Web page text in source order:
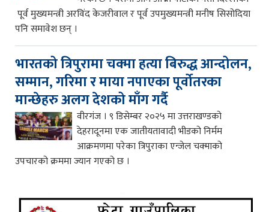
पूर्व मुख्यमन्त्री अरविंद केजरीवाल र पूर्व उपमुख्यमन्त्री मनीष सिसोदिया
पनि समावेश छन् ।
भारतको त्रिपुरामा चक्मा हत्या बिरुद्ध आन्दोलन,
सम्मान, गरिमा र माया नपाएका पूर्वोतरका
मान्छेहरु अलग देशको माँग गर्दै
वीरगंज । ९ डिसेम्बर २०२५ मा उत्तराखण्डको
देहरादूनमा एक जातीयतावादी भीडको निर्मम
आक्रमणमा परेका त्रिपुराका एन्जेल चक्माको
उपचारको क्रममा ज्यान गएको छ ।